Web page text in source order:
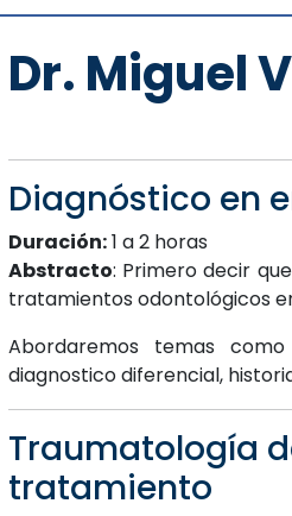
Dr. Miguel
Diagnóstico en
Duración:1 a 2 horas
Abstracto: Primero decir
tratamientos odontológicos
Abordaremos temas
diagnostico diferencial,
Traumatología
tratamiento